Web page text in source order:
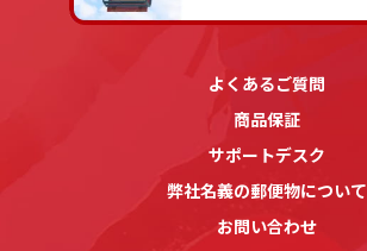
よくあるご質問
商品保証
サポートデスク
弊社名義の郵便物について
お問い合わせ